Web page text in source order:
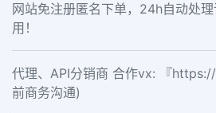
网站免注册匿名下单，24h自动处
用！
代理、API分销商 合作vx: 『
前商务沟通)